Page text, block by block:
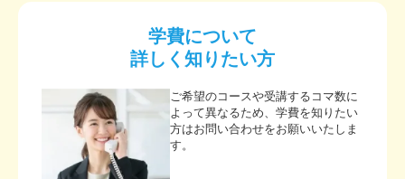
学費について
詳しく知りたい方
ご希望のコースや受講するコマ数に
よって異なるため、学費を知りたい
方はお問い合わせをお願いいたしま
す。